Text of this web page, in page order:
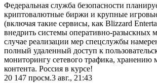
Федеральная служба безопасности
криптовалютные биржи и крупные
(включая такие сервисы, как Blizzard
внедрить системы оперативно-разыскных
случае реализации мер спецслужбы
полный удаленный доступ к
мониторингу сетевого трафика, хранению
контента. Россия в курсе!
20 147 просм.3 авг., 21:43